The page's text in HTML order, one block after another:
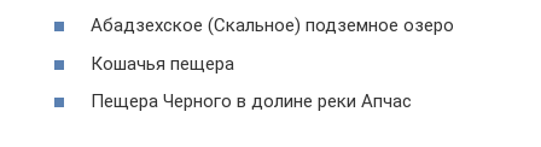
Абадзехское (Скальное) подземное озеро
Кошачья пещера
Пещера Черного в долине реки Апчас